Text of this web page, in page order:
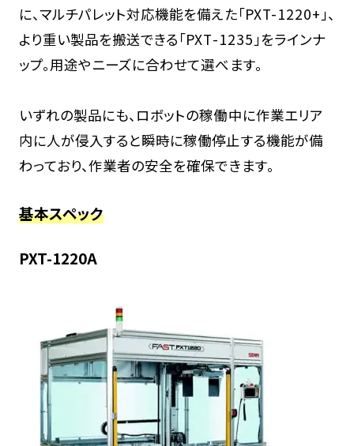
に、マルチパレット対応機能を備えた「PXT-1220+」、
より重い製品を搬送できる「PXT-1235」をラインナ
ップ。用途やニーズに合わせて選べます。
いずれの製品にも、ロボットの稼働中に作業エリア
内に人が侵入すると瞬時に稼働停止する機能が備
わっており、作業者の安全を確保できます。
基本スペック
PXT-1220A